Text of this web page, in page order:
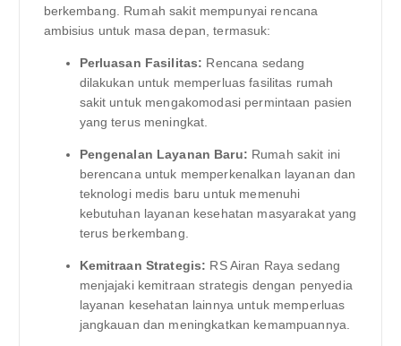
berkembang. Rumah sakit mempunyai rencana
ambisius untuk masa depan, termasuk:
Perluasan Fasilitas: Rencana sedang
dilakukan untuk memperluas fasilitas rumah
sakit untuk mengakomodasi permintaan pasien
yang terus meningkat.
Pengenalan Layanan Baru: Rumah sakit ini
berencana untuk memperkenalkan layanan dan
teknologi medis baru untuk memenuhi
kebutuhan layanan kesehatan masyarakat yang
terus berkembang.
Kemitraan Strategis: RS Airan Raya sedang
menjajaki kemitraan strategis dengan penyedia
layanan kesehatan lainnya untuk memperluas
jangkauan dan meningkatkan kemampuannya.